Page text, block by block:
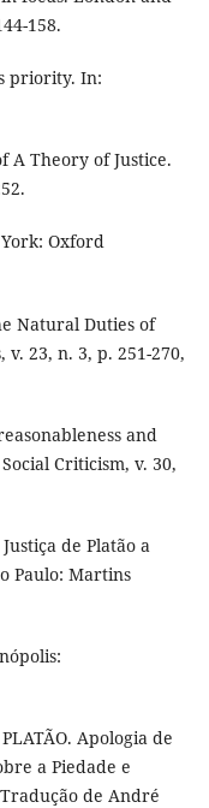
158.
priority. In:
A Theory of Justice.
Oxford
Natural Duties of
23, n. 3, p. 251-270,
and
Criticism, v. 30,
de Platão a
Paulo: Martins
Apologia de
a Piedade e
de André